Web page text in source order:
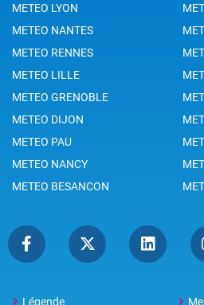
METEO LYON
METEO NANTES
METEO RENNES
METEO LILLE
METEO GRENOBLE
METEO DIJON
METEO PAU
METEO NANCY
METEO BESANCON
Légende